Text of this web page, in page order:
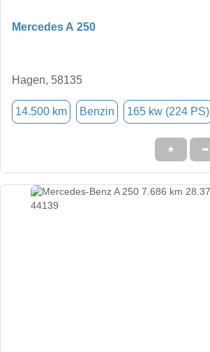
Mercedes A 250
Hagen, 58135
14.500 km Benzin 165 kw (224 PS)
★ ➦